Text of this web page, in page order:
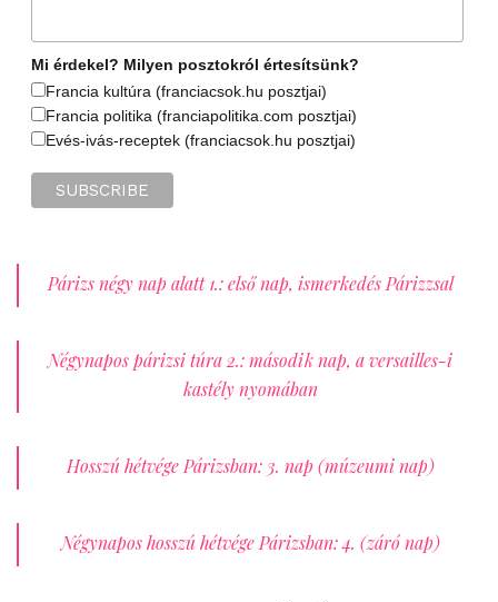
Mi érdekel? Milyen posztokról értesítsünk?
Francia kultúra (franciacsok.hu posztjai)
Francia politika (franciapolitika.com posztjai)
Evés-ivás-receptek (franciacsok.hu posztjai)
Párizs négy nap alatt 1.: első nap, ismerkedés Párizzsal
Négynapos párizsi túra 2.: második nap, a versailles-i
kastély nyomában
Hosszú hétvége Párizsban: 3. nap (múzeumi nap)
Négynapos hosszú hétvége Párizsban: 4. (záró nap)